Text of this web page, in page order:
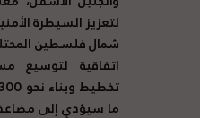
لتعزيز السيطرة
شمال فلسطين
اتفاقية لتوسيع
تخطيط وبناء نحو
ما سيؤدي إلى